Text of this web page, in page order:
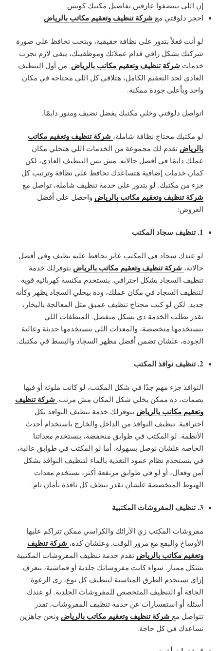
إن اللي بينضفوا عارفين تفاصيل مكتبك كويس.
احجز دلوقتي مع شركة تنظيف وتعقيم مكاتب بالرياض
لو أنت فعلاً بتدور على نظافة حقيقية، وبتحب تحافظ على صورة
شركتك بشكل راقي قدام عملائك وموظفينك، يبقى لازم تجرب
خدمات شركة تنظيف وتعقيم مكاتب بالرياض. من أول التنظيف
العادي لحد التعقيم الكامل، هتلاقي كل اللي محتاجه في مكان
واحد وبأعلى جودة ممكنة.
اتواصل دلوقتي وخلي مكتبك يفضل نضيف ومنور دايمًا.
لو مكتبك محتاج نظافة شاملة، شركة تنظيف وتعقيم مكاتب
بالرياض تقدم لك مجموعة من الخدمات اللي هتخلي مكان
عملك دايمًا في أفضل حالاته. مش بس التنظيف العادي، لكن
كمان خدمات إضافية هتساعدك تحافظ على نظافة وترتيب كل
جزء من مكتبك. لو بتدور على خدمة تنظيف شاملة، تواصل مع
شركة تنظيف وتعقيم مكاتب بالرياض واحصل على أفضل
العروض:
1. تنظيف سجاد المكتب
لو عندك سجاد في المكتب عايز تحافظ عليه نظيف وفي أفضل
حالاته، شركة تنظيف وتعقيم مكاتب بالرياض بتوفرلك خدمة
تنظيف السجاد بشكل احترافي. بنستخدم مكنسة كهربائية قوية
لتنظيف السجاد في مكان عملك، وده بيخلي السجاد يظهر وكأنه
جديد. لكن لو كنت محتاج تنظيف عميق مثل المعالجة بالبخار،
تقدر تطلب الخدمة دي بشكل منفصل. المنظفات اللي
بنستخدمها متخصصة، والمعدات اللي بنستخدمها حديثة وعالية
الجودة، علشان تضمن أفضل مظهر السجاد والبسط في مكتبك.
2. تنظيف نوافذ المكتب
النوافذ جزء مهم جدًا في شكل المكتب، لو كانت ملوثة أو فيها
بصمات، ده ممكن يخلي شكل المكان مش مرتب. شركة تنظيف
وتعقيم مكاتب بالرياض بتوفرلك خدمة تنظيف النوافذ بكل
احترافية. تنظيف النوافذ من الداخل والخارج باستخدام أحدث
الأنظمة. لو المكتب في طوابق منخفضة، بنستخدم معداتنا
الخاصة علشان نوصل بسهولة. أما لو المكتب في طوابق عالية،
في بنستخدم نظام عمود التغذية بالماء لتنظيف النوافذ بشكل
آمن وفعال، أو لو في طوابق مرتفعة أكتر، نستخدم معدات
الهبوط المتخصصة علشان نقدر ننظف كل نافذة بأمان تام.
3. تنظيف المفروشات المكتبية
مفروشات المكتب زي الأرائك والكراسي ممكن تتراكم عليها
الأوساخ والبقع مع مرور الوقت. وعلشان كده، شركة تنظيف
وتعقيم مكاتب بالرياض تقدم خدمة تنظيف المفروشات المكتبية
بشكل ممتاز. سواء كانت مفروشاتك جلدية أو قماشية، بنعرف
إزاي نستخدم الطرق المناسبة لتنظيف كل نوع، زي الرغوة
الجافة أو التنظيف المتخصص للمفروشات الجلدية. لو عندك
أسئلة أو استفسارات عن خدمة تنظيف المفروشات، تقدر
تتواصل مع شركة تنظيف وتعقيم مكاتب بالرياض ونحن جاهزين
نساعدك في كل حاجة.